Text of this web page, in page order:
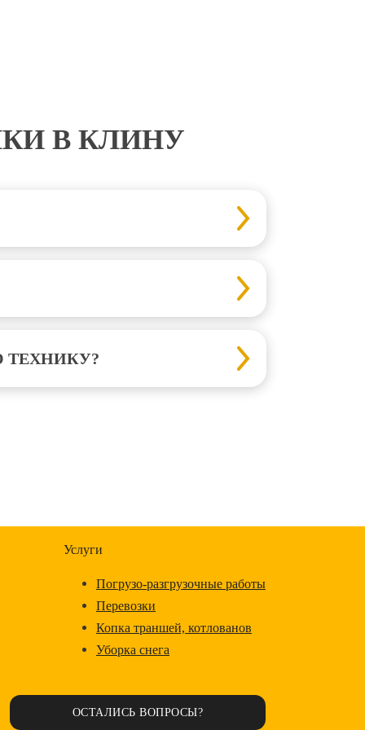
В КЛИНУ
Услуги
Погрузо-разгрузочные работы
Перевозки
Копка траншей, котлованов
Уборка снега
ОСТАЛИСЬ ВОПРОСЫ?